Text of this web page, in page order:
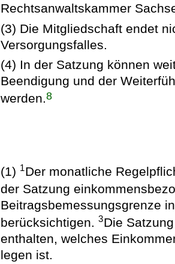
Rechtsanwaltskammer
(3) Die Mitgliedschaft endet
Versorgungsfalles.
(4) In der Satzung können
Beendigung und der
werden.8
(1) 1Der monatliche
der Satzung
Beitragsbemessungsgrenze
berücksichtigen.3Die
enthalten, welches
legen ist.